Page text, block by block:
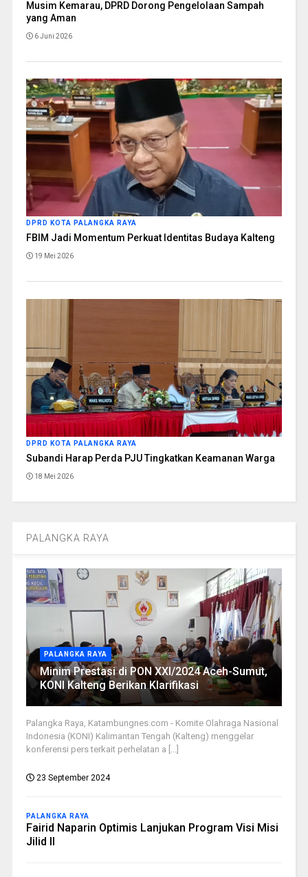
Musim Kemarau, DPRD Dorong Pengelolaan Sampah
yang Aman
6 Juni 2026
DPRD KOTA PALANGKA RAYA
FBIM Jadi Momentum Perkuat Identitas Budaya Kalteng
19 Mei 2026
DPRD KOTA PALANGKA RAYA
Subandi Harap Perda PJU Tingkatkan Keamanan Warga
18 Mei 2026
PALANGKA RAYA
PALANGKA RAYA
Minim Prestasi di PON XXI/2024 Aceh-Sumut,
KONI Kalteng Berikan Klarifikasi
Palangka Raya, Katambungnes.com - Komite Olahraga Nasional
Indonesia (KONI) Kalimantan Tengah (Kalteng) menggelar
konferensi pers terkait perhelatan a [...]
23 September 2024
PALANGKA RAYA
Fairid Naparin Optimis Lanjukan Program Visi Misi
Jilid II